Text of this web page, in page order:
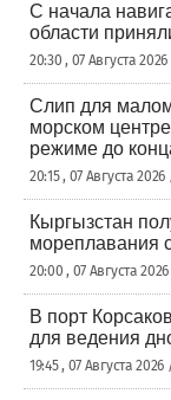
С начала
области
20:30 , 07 Августа
Слип для
морском
режиме до
20:15 , 07 Августа
Кыргызстан
мореплавания
20:00 , 07 Августа
В порт
для ведения
19:45 , 07 Августа